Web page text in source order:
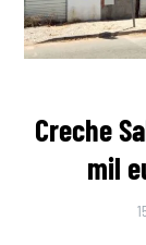
Creche
mil